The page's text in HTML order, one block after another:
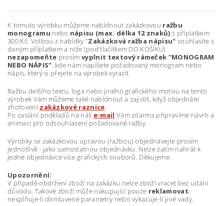
K tomuto výrobku můžeme nabídnout zakázkovou ražbu
monogramu nebo nápisu (max. délka 12 znaků)s příplatkem
300 Kč. Volbou z nabídky "Zakázková ražba nápisu"souhlasíte s
daným příplatkem a níže (pod tlačítkem DO KOŠÍKU)
nezapomeňte prosím vyplnit textový rámeček "MONOGRAM
NEBO NÁPIS", kde nám napíšete požadovaný monogram nebo
nápis, který si přejete na výrobek vyrazit.
Ražbu delšího textu, loga nebo jiného grafického motivu na tento
výrobek Vám můžeme také nabídnout a zajistit, když objednáte
zhotovení zakázkové raznice.
Po zaslání podkladů na náš e-mail Vám zdarma připravíme návrh a
animaci pro odsouhlasení požadované ražby.
Výrobky se zakázkovou úpravou (ražbou) objednávejte prosím
jednotlivě - jako samostatnou objednávku. Nelze zatím nahrát k
jedné objednávce více grafických souborů. Děkujeme.
Upozornění:
V případě obdržení zboží na zakázku nelze zboží vracet bez udání
důvodu. Takové zboží může nakupující pouze reklamovat,
nesplňuje-li domluvené parametry nebo vykazuje-li jiné vady.